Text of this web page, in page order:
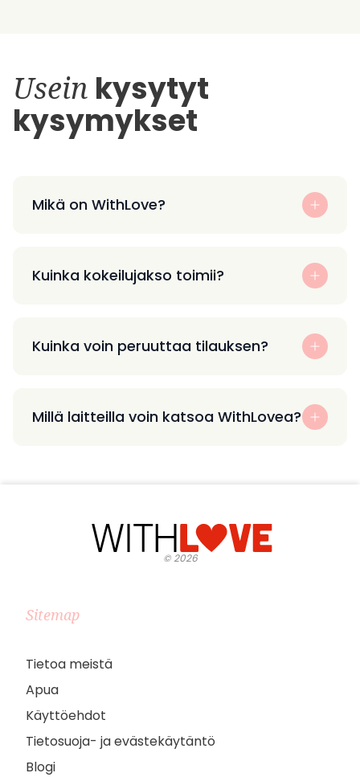
Usein kysytyt
kysymykset
Mikä on WithLove?
Kuinka kokeilujakso toimii?
Kuinka voin peruuttaa tilauksen?
Millä laitteilla voin katsoa WithLovea?
©2026
Sitemap
Tietoa meistä
Apua
Käyttöehdot
Tietosuoja- ja evästekäytäntö
Blogi